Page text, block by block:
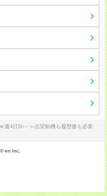
週4日5h～≫志望動機も履歴書も必要
en Inc.